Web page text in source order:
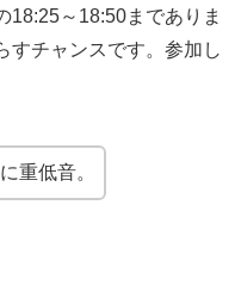
18:25～18:50までありま
すチャンスです。参加し
重低音。